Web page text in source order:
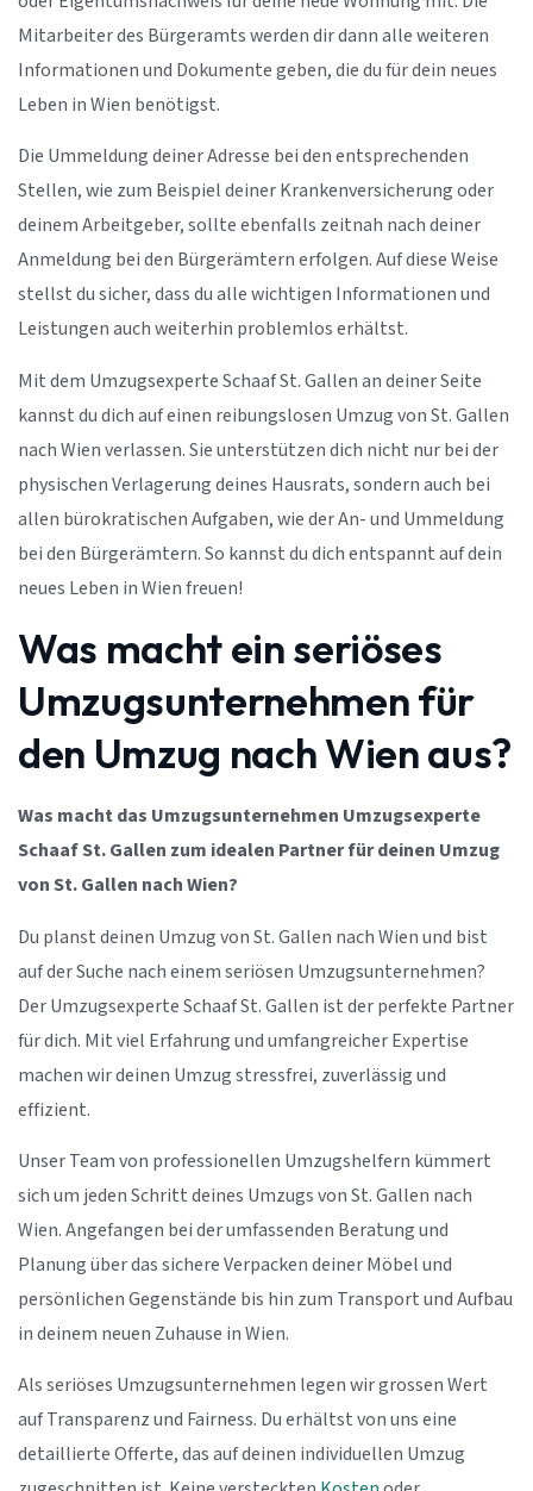
Mitarbeiter des Bürgeramts werden dir dann alle weiteren
Informationen und Dokumente geben, die du für dein neues
Leben in Wien benötigst.
Die Ummeldung deiner Adresse bei den entsprechenden
Stellen, wie zum Beispiel deiner Krankenversicherung oder
deinem Arbeitgeber, sollte ebenfalls zeitnah nach deiner
Anmeldung bei den Bürgerämtern erfolgen. Auf diese Weise
stellst du sicher, dass du alle wichtigen Informationen und
Leistungen auch weiterhin problemlos erhältst.
Mit dem Umzugsexperte Schaaf St. Gallen an deiner Seite
kannst du dich auf einen reibungslosen Umzug von St. Gallen
nach Wien verlassen. Sie unterstützen dich nicht nur bei der
physischen Verlagerung deines Hausrats, sondern auch bei
allen bürokratischen Aufgaben, wie der An- und Ummeldung
bei den Bürgerämtern. So kannst du dich entspannt auf dein
neues Leben in Wien freuen!
Was macht ein seriöses
Umzugsunternehmen für
den Umzug nach Wien aus?
Was macht das Umzugsunternehmen Umzugsexperte
Schaaf St. Gallen zum idealen Partner für deinen Umzug
von St. Gallen nach Wien?
Du planst deinen Umzug von St. Gallen nach Wien und bist
auf der Suche nach einem seriösen Umzugsunternehmen?
Der Umzugsexperte Schaaf St. Gallen ist der perfekte Partner
für dich. Mit viel Erfahrung und umfangreicher Expertise
machen wir deinen Umzug stressfrei, zuverlässig und
effizient.
Unser Team von professionellen Umzugshelfern kümmert
sich um jeden Schritt deines Umzugs von St. Gallen nach
Wien. Angefangen bei der umfassenden Beratung und
Planung über das sichere Verpacken deiner Möbel und
persönlichen Gegenstände bis hin zum Transport und Aufbau
in deinem neuen Zuhause in Wien.
Als seriöses Umzugsunternehmen legen wir grossen Wert
auf Transparenz und Fairness. Du erhältst von uns eine
detaillierte Offerte, das auf deinen individuellen Umzug